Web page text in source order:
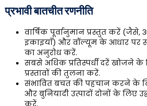
प्रभावी बातचीत रणनीति
वार्षिक पूर्वानुमान प्रस्तुत करें (जैसे,
इकाइयाँ) और वॉल्यूम के आधार पर
का अनुरोध करें.
सबसे अधिक प्रतिस्पर्धी दरें खोजने के
प्रस्तावों की तुलना करें.
संभावित बचत की पहचान करने के
और बुनियादी उत्पादों दोनों के लिए
करें.